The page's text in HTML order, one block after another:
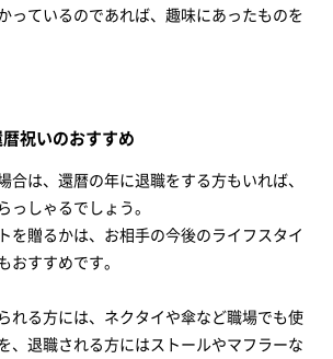
っているのであれば、趣味にあったものを
祝いのおすすめ
合は、還暦の年に退職をする方もいれば、
っしゃるでしょう。
を贈るかは、お相手の今後のライフスタイ
おすすめです。
れる方には、ネクタイや傘など職場でも使
、退職される方にはストールやマフラーな